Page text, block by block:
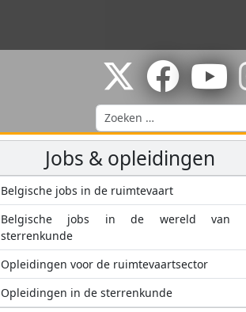
Zoeken
Jobs & opleidingen
Belgische jobs in de ruimtevaart
Belgische jobs in de wereld van
sterrenkunde
Opleidingen voor de ruimtevaartsector
Opleidingen in de sterrenkunde